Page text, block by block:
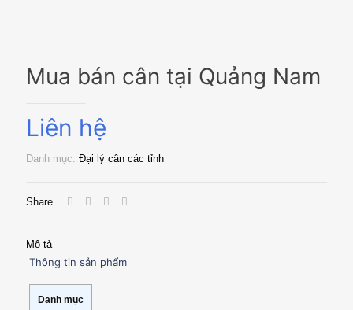
Mua bán cân tại Quảng Nam
Liên hệ
Danh mục: Đại lý cân các tỉnh
Share
Mô tả
Thông tin sản phẩm
Danh mục